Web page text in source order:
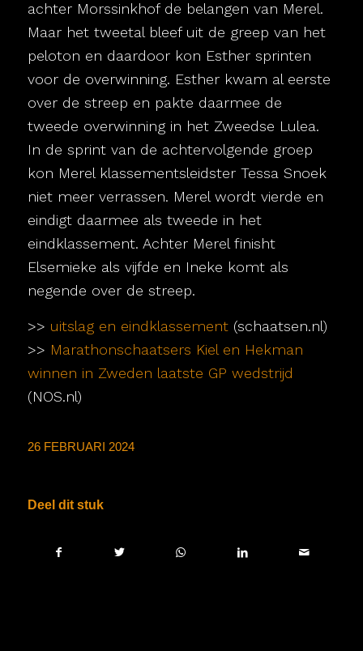
achter Morssinkhof de belangen van Merel.
Maar het tweetal bleef uit de greep van het
peloton en daardoor kon Esther sprinten
voor de overwinning. Esther kwam al eerste
over de streep en pakte daarmee de
tweede overwinning in het Zweedse Lulea.
In de sprint van de achtervolgende groep
kon Merel klassementsleidster Tessa Snoek
niet meer verrassen. Merel wordt vierde en
eindigt daarmee als tweede in het
eindklassement. Achter Merel finisht
Elsemieke als vijfde en Ineke komt als
negende over de streep.
>> uitslag en eindklassement(schaatsen.nl)
>> Marathonschaatsers Kiel en Hekman
winnen in Zweden laatste GP wedstrijd
(NOS.nl)
26 FEBRUARI 2024
Deel dit stuk